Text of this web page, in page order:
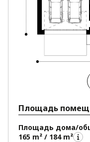
Площадь
Площадь дома/
165 m² / 184 m²